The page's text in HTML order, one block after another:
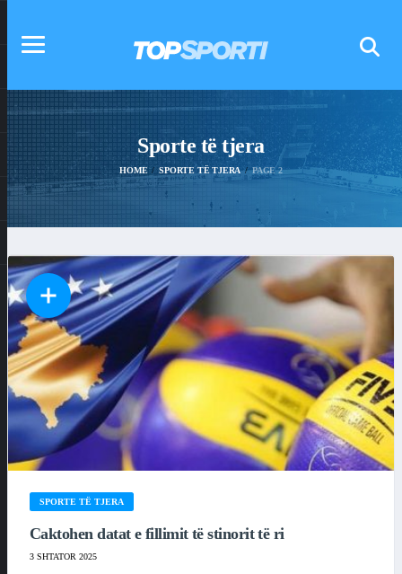
Sporte të tjera
HOME SPORTE TË TJERA PAGE 2
SPORTE TË TJERA
Caktohen datat e fillimit të stinorit të ri
3 SHTATOR 2025